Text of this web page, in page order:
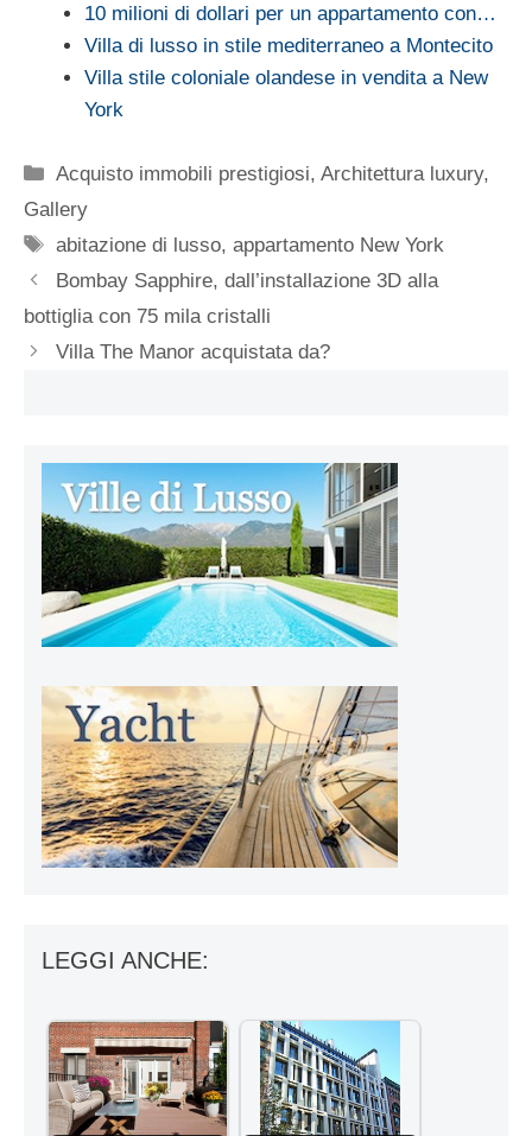
10 milioni di dollari per un appartamento con…
Villa di lusso in stile mediterraneo a Montecito
Villa stile coloniale olandese in vendita a New
York
Categorie
Acquisto immobili prestigiosi,Architettura luxury,
Gallery
Tag
abitazione di lusso,appartamento New York
Bombay Sapphire, dall’installazione 3D alla
bottiglia con 75 mila cristalli
Villa The Manor acquistata da?
LEGGI ANCHE: